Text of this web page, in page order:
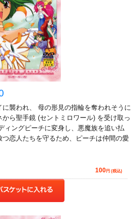
襲われ、 母の形見の指輪を奪われそうに
ら聖手鏡 (セントミロワール) を受け取っ
ィングピーチに変身し、悪魔族を追い払
恋人たちを守るため、ピーチは仲間の愛
100円 (税込)